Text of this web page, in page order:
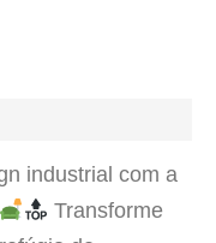
industrial com a
Transforme